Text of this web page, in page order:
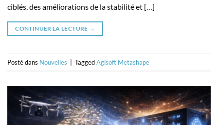
ciblés, des améliorations de la stabilité et […]
CONTINUER LA LECTURE →
Posté dans Nouvelles | TaggedAgisoft Metashape